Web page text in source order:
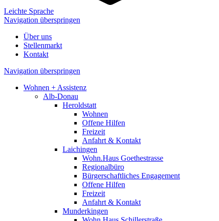
Leichte Sprache
Navigation überspringen
Über uns
Stellenmarkt
Kontakt
Navigation überspringen
Wohnen + Assistenz
Alb-Donau
Heroldstatt
Wohnen
Offene Hilfen
Freizeit
Anfahrt & Kontakt
Laichingen
Wohn.Haus Goethestrasse
Regionalbüro
Bürgerschaftliches Engagement
Offene Hilfen
Freizeit
Anfahrt & Kontakt
Munderkingen